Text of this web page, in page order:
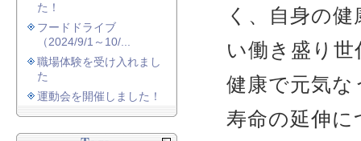
く、自身の
い働き盛り
健康で元気
寿命の延伸
た！
フードドライブ
（2024/9/1～10/...
職場体験を受け入れまし
た
運動会を開催しました！